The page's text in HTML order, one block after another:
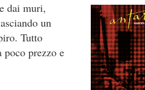
dai muri,
un
Tutto
poco prezzo e